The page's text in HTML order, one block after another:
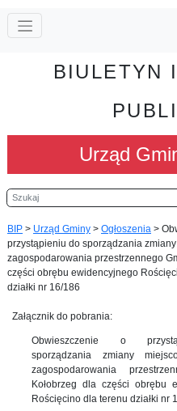
BIULETYN
Urząd
Szukaj
BIP > Urząd Gminy > Ogłoszenia >
przystąpieniu do sporządzania
zagospodarowania przestrzennego
części obrębu ewidencyjnego
działki nr 16/186
Załącznik do pobrania:
Obwieszczenie o
sporządzania zmiany
zagospodarowania
Kołobrzeg dla części obrębu
Rościęcino dla terenu działki nr